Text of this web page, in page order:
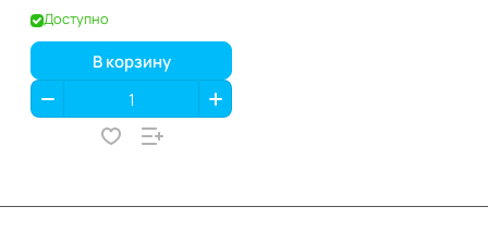
Доступно
В корзину